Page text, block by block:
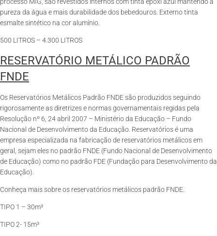
pureza da água e mais durabilidade dos bebedouros. Externo tinta
esmalte sintético na cor alumínio.
500 LITROS – 4.300 LITROS
RESERVATÓRIO METÁLICO PADRÃO
FNDE
Os Reservatórios Metálicos Padrão FNDE são produzidos seguindo
rigorosamente as diretrizes e normas governamentais regidas pela
Resolução nº 6, 24 abril 2007 – Ministério da Educação – Fundo
Nacional de Desenvolvimento da Educação. Reservatórios é uma
empresa especializada na fabricação de reservatórios metálicos em
geral, sejam eles no padrão FNDE (Fundo Nacional de Desenvolvimento
de Educação) como no padrão FDE (Fundação para Desenvolvimento da
Educação).
Conheça mais sobre os reservatórios metálicos padrão FNDE.
TIPO 1 – 30m³
TIPO 2- 15m³